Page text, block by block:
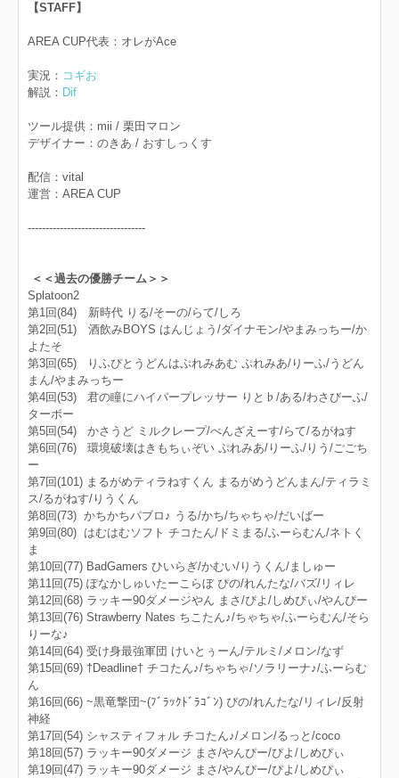
【STAFF】
AREA CUP代表：オレがAce
実況： コギお
解説： Dif
ツール提供：mii / 栗田マロン
デザイナー：のきあ / おすしっくす
配信：vital
運営：AREA CUP
---------------------------------
＜＜過去の優勝チーム＞＞
Splatoon2
第1回(84) 新時代 りる/そーの/らて/しろ
第2回(51) 酒飲みBOYS はんじょう/ダイナモン/やまみっちー/か
よたそ
第3回(65) りふぴとうどんはぷれみあむ ぷれみあ/りーふ/うどん
まん/やまみっちー
第4回(53) 君の瞳にハイパープレッサー りと♭/ある/わさびーふ/
ターボー
第5回(54) かさうど ミルクレープ/べんざえーす/らて/るがねす
第6回(76) 環境破壊はきもちぃぞい ぷれみあ/りーふ/りう/ごごち
ー
第7回(101) まるがめティラねすくん まるがめうどんまん/ティラミ
ス/るがねす/りうくん
第8回(73) かちかちパブロ♪ うる/かち/ちゃちゃ/だいばー
第9回(80) はむはむソフト チコたん/ドミまる/ふーらむん/ネトく
ま
第10回(77) BadGamers ひいらぎ/かむい/りうくん/ましゅー
第11回(75) ぽなかしゅいたーこらぼ ぴの/れんたな/バズ/リィレ
第12回(68) ラッキー90ダメージやん まさ/ぴよ/しめぴぃ/やんぴー
第13回(76) Strawberry Nates ちこたん♪/ちゃちゃ/ふーらむん/そら
りーな♪
第14回(64) 受け身最強軍団 けいとぅーん/テルミ/メロン/なず
第15回(69) †Deadline† チコたん♪/ちゃちゃ/ソラリーナ♪/ふーらむ
ん
第16回(66) ~黒竜撃団~(ﾌﾞﾗｯｸﾄﾞﾗｺﾞﾝ) ぴの/れんたな/リィレ/反射
神経
第17回(54) シャスティフォル チコたん♪/メロン/るっと/coco
第18回(57) ラッキー90ダメージ まさ/やんぴー/ぴよ/しめぴぃ
第19回(47) ラッキー90ダメージ まさ/やんぴー/ぴよ/しめぴぃ